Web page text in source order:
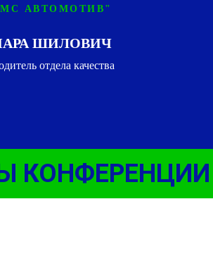
АВТОМОТИВ"
ШИЛОВИЧ
отдела качества